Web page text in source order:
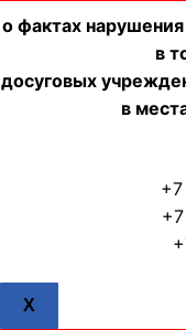
о фактах
в
досуговых
в
X